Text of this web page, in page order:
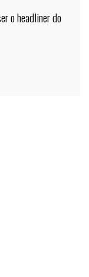
o headliner do